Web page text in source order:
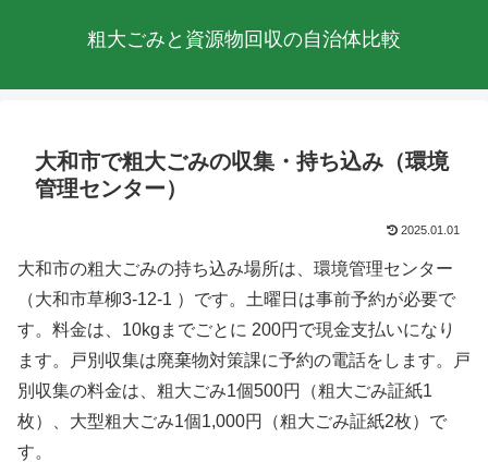
粗大ごみと資源物回収の自治体比較
大和市で粗大ごみの収集・持ち込み（環境
管理センター）
2025.01.01
大和市の粗大ごみの持ち込み場所は、環境管理センター
（大和市草柳3-12-1 ）です。土曜日は事前予約が必要で
す。料金は、10kgまでごとに 200円で現金支払いになり
ます。戸別収集は廃棄物対策課に予約の電話をします。戸
別収集の料金は、粗大ごみ1個500円（粗大ごみ証紙1
枚）、大型粗大ごみ1個1,000円（粗大ごみ証紙2枚）で
す。